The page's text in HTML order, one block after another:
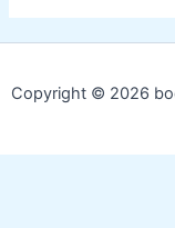
Copyright © 2026